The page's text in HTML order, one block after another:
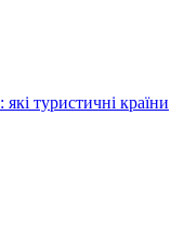
туристичні країни